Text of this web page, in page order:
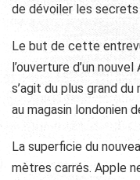
de dévoiler les secrets
Le but de cette
l’ouverture d’un
s’agit du plus grand
au magasin londonien
La superficie du
mètres carrés. Apple